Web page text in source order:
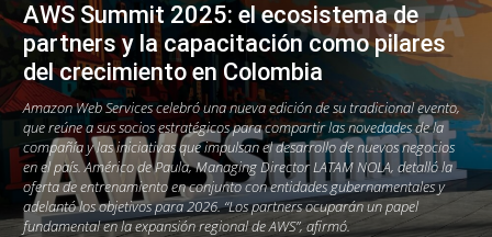
AWS Summit 2025: el ecosistema de
partners y la capacitación como pilares
del crecimiento en Colombia
Amazon Web Services celebró una nueva edición de su tradicional evento,
que reúne a sus socios estratégicos para compartir las novedades de la
compañía y las iniciativas que impulsan el desarrollo de nuevos negocios
en el país. Américo de Paula, Managing Director LATAM NOLA, detalló la
oferta de entrenamiento en conjunto con entidades gubernamentales y
adelantó los objetivos para 2026. “Los partners ocuparán un papel
fundamental en la expansión regional de AWS”, afirmó.